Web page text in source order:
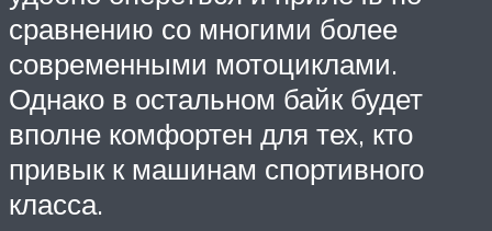
сравнению со многими более
современными мотоциклами.
Однако в остальном байк будет
вполне комфортен для тех, кто
привык к машинам спортивного
класса.